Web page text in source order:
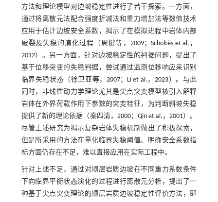
方法和理论模型对边坡稳定性进行了若干探索。一方面，
通过将离散元法配合强度折减法和重力增加法等数值技术
应用于估计边坡安全系数，揭示了在模拟进程中岩体内部
破裂及失稳的演化过程（周健等，2009； Scholtès et al.，
2012）。另一方面，针对边坡稳定性的判据问题，提出了
基于位移突变的失稳判据，尝试通过监测位移响应来识别
临界失稳状态（徐卫亚等，2007； Li et al.，2023）。与此
同时，非线性动力学理论尤其是尖点突变模型被引入解释
岩体在外界荷载作用下参数的突变特征，为判断斜坡失稳
提供了新的理论依据（秦四清，2000； Qin et al.，2001）。
尽管上述研究为揭示复杂岩体失稳机制做出了积极探索，
但是所采用的方法在量化临界失稳阈值、明确安全系数指
标方面仍存在不足，难以直接应用在实际工程中。
针对上述不足，通过对顺层岩质边坡在不同重力系数条件
下向临界平衡状态演化的过程进行离散元分析，提出了一
种基于尖点突变理论的顺层岩质边坡稳定性评价方法，即